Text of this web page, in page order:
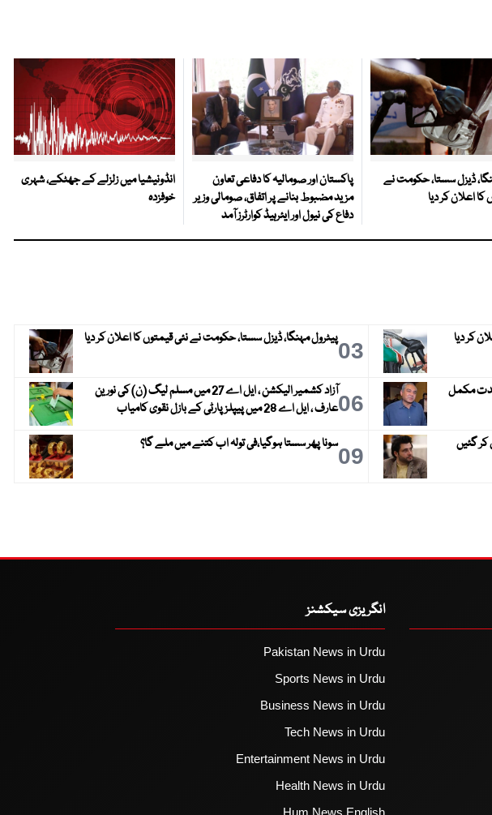
ڈیزل سستا، حکومت نے
کا اعلان کر دیا
پاکستان اور صومالیہ کا دفاعی تعاون
مزید مضبوط بنانے پر اتفاق، صومالی وزیر
دفاع کی نیول اور ایئرہیڈ کوارٹرز آمد
انڈونیشیا میں زلزلے کے جھٹکے، شہری
خوفزدہ
کر دیا 03پیٹرول مہنگا، ڈیزل سستا، حکومت نے نئی قیمتوں کا اعلان کر دیا
مدت مکمل
06
آزاد کشمیر الیکشن ، ایل اے 27 میں مسلم لیگ (ن) کی نورین
عارف ، ایل اے 28 میں پیپلز پارٹی کے بازل نقوی کامیاب
کر گئیں 09سونا پھر سستا ہوگیا،فی تولہ اب کتنے میں ملے گا؟
انگریزی سیکشنز
Pakistan News in Urdu
Sports News in Urdu
Business News in Urdu
Tech News in Urdu
Entertainment News in Urdu
Health News in Urdu